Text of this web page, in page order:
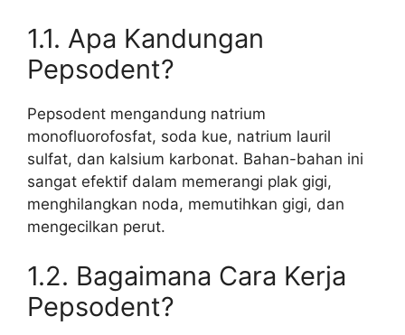
1.1. Apa Kandungan
Pepsodent?
Pepsodent mengandung natrium
monofluorofosfat, soda kue, natrium lauril
sulfat, dan kalsium karbonat. Bahan-bahan ini
sangat efektif dalam memerangi plak gigi,
menghilangkan noda, memutihkan gigi, dan
mengecilkan perut.
1.2. Bagaimana Cara Kerja
Pepsodent?